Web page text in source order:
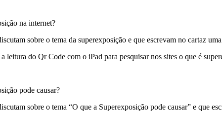
na internet?
sobre o tema da superexposição e que escrevam no cartaz
leitura do Qr Code com o iPad para pesquisar nos sites o que é
pode causar?
sobre o tema “O que a Superexposição pode causar” e que